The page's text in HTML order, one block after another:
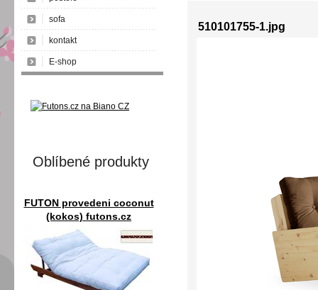
510101755-1.jpg
sofa
kontakt
E-shop
Oblíbené produkty
FUTON provedeni coconut
(kokos) futons.cz